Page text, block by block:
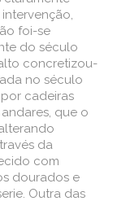
foi-se
do século
concretizou-
no século
cadeiras
que o
da
com
dourados e
Outra das